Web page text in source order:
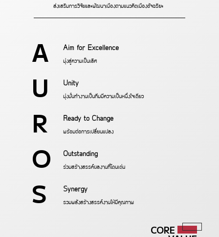
ส่งเสริมการวิจัยและพัฒนาเมืองตามแนวคิดเมืองอัจฉริยะ
A Aim for Excellence
มุ่งสู่ความเป็นเลิศ
U Unity
มุ่งมั่นทำงานเป็นทีมมีความเป็นหนึ่งใจเดียว
R Ready to Change
พร้อมต่อการเปลี่ยนแปลง
O Outstanding
ร่วมสร้างสรรค์ผลงานที่โดนเด่น
S Synergy
รวมพลังสร้างสรรค์งานให้มีคุณภาพ
CORE